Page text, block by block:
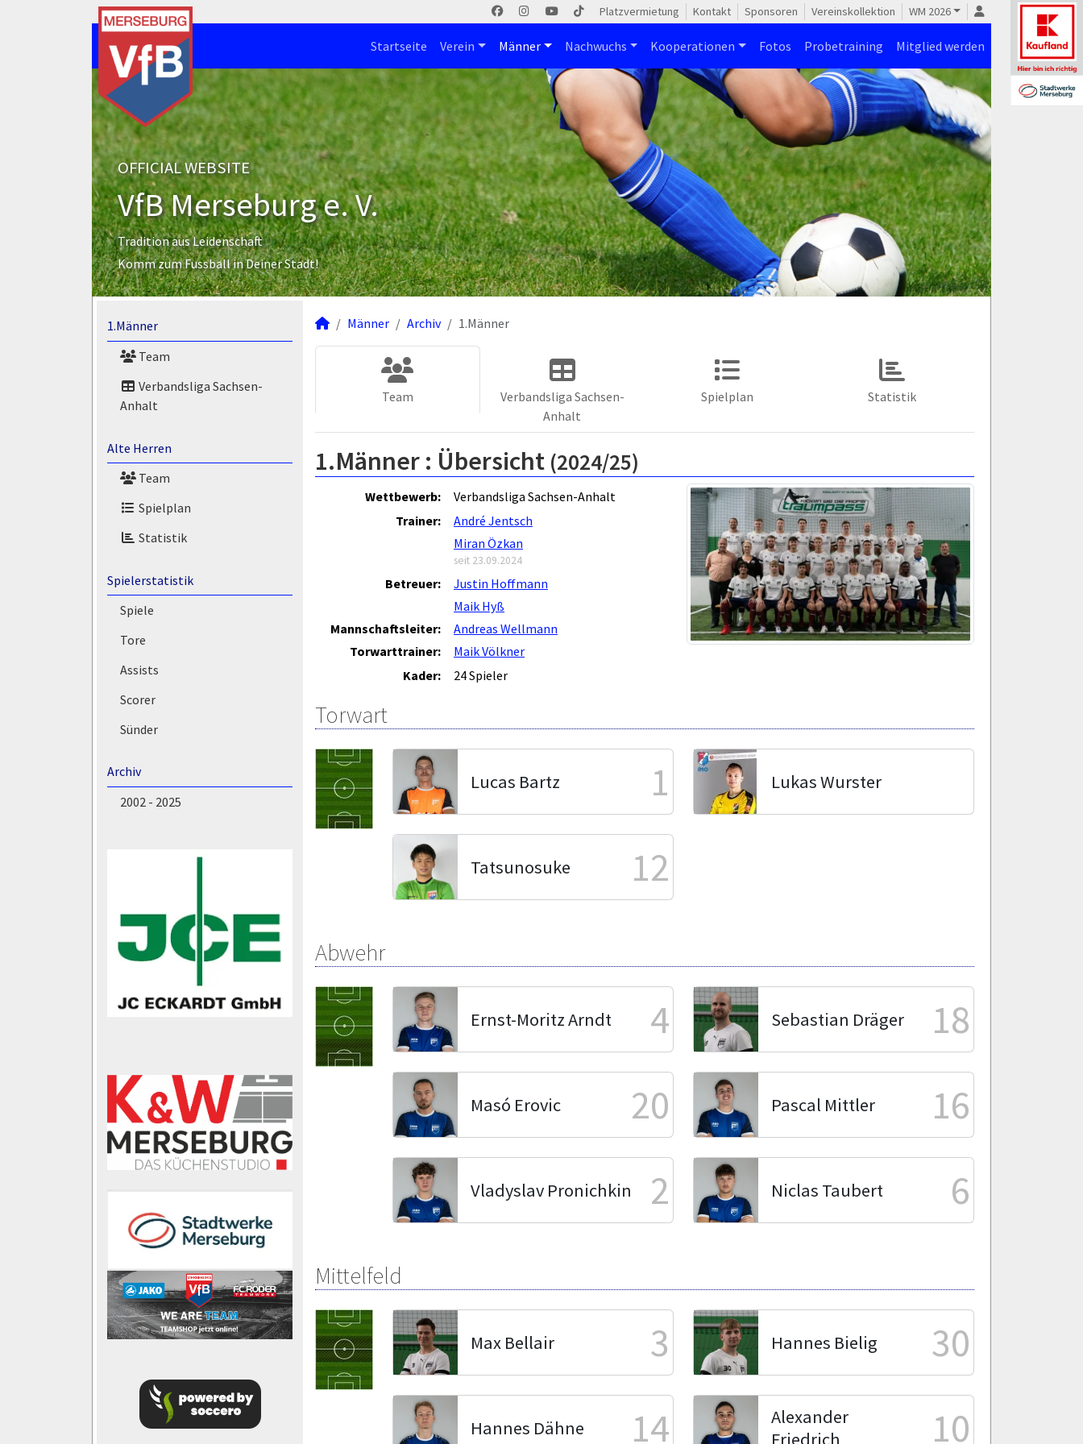
Platzvermietung Kontakt Sponsoren Vereinskollektion WM 2026
Startseite Verein Männer Nachwuchs Kooperationen Fotos Probetraining Mitglied werden
OFFICIAL WEBSITE
VfB Merseburg e. V.
Tradition aus Leidenschaft
Komm zum Fussball in Deiner Stadt!
1.Männer
Team
Verbandsliga Sachsen-
Anhalt
Alte Herren
Team
Spielplan
Statistik
Spielerstatistik
Spiele
Tore
Assists
Scorer
Sünder
Archiv
2002 - 2025
Männer Archiv 1.Männer
Team
Verbandsliga Sachsen-
Anhalt
Spielplan Statistik
1.Männer : Übersicht (2024/25)
Wettbewerb:
Verbandsliga Sachsen-Anhalt
Trainer:
André Jentsch
Miran Özkan
seit 23.09.2024
Betreuer:
Justin Hoffmann
Maik Hyß
Mannschaftsleiter:
Andreas Wellmann
Torwarttrainer:
Maik Völkner
Kader:
24 Spieler
Torwart
Lucas Bartz 1 Lukas Wurster
Tatsunosuke 12
Abwehr
Ernst-Moritz Arndt 4 Sebastian Dräger 18
Masó Erovic 20 Pascal Mittler 16
Vladyslav Pronichkin 2 Niclas Taubert 6
Mittelfeld
Max Bellair 3 Hannes Bielig 30
Hannes Dähne 14
Alexander
Friedrich
10